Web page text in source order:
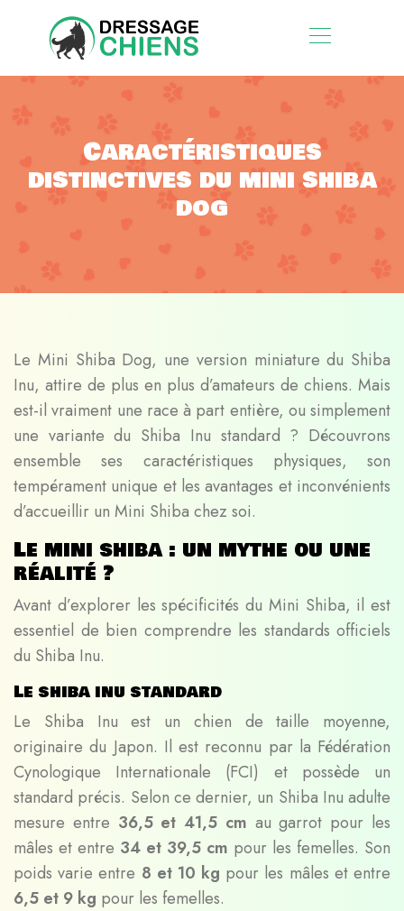
Caractéristiques
distinctives du mini shiba
dog
Le Mini Shiba Dog, une version miniature du Shiba
Inu, attire de plus en plus d’amateurs de chiens. Mais
est-il vraiment une race à part entière, ou simplement
une variante du Shiba Inu standard ? Découvrons
ensemble ses caractéristiques physiques, son
tempérament unique et les avantages et inconvénients
d’accueillir un Mini Shiba chez soi.
Le mini shiba : un mythe ou une
réalité ?
Avant d’explorer les spécificités du Mini Shiba, il est
essentiel de bien comprendre les standards officiels
du Shiba Inu.
Le shiba inu standard
Le Shiba Inu est un chien de taille moyenne,
originaire du Japon. Il est reconnu par la Fédération
Cynologique Internationale (FCI) et possède un
standard précis. Selon ce dernier, un Shiba Inu adulte
mesure entre 36,5 et 41,5 cm au garrot pour les
mâles et entre 34 et 39,5 cm pour les femelles. Son
poids varie entre 8 et 10 kg pour les mâles et entre
6,5 et 9 kg pour les femelles.